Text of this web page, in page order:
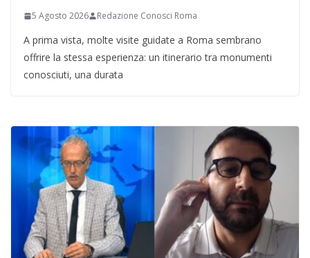
5 Agosto 2026 Redazione Conosci Roma
A prima vista, molte visite guidate a Roma sembrano
offrire la stessa esperienza: un itinerario tra monumenti
conosciuti, una durata